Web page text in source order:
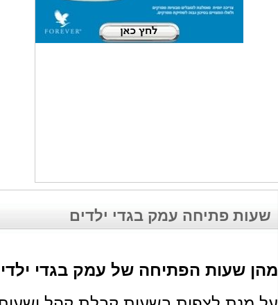
שעות פתיחה עמק בגדי ילדים
מהן שעות הפתיחה של עמק בגדי